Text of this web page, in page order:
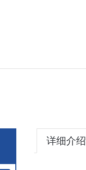
详细介绍